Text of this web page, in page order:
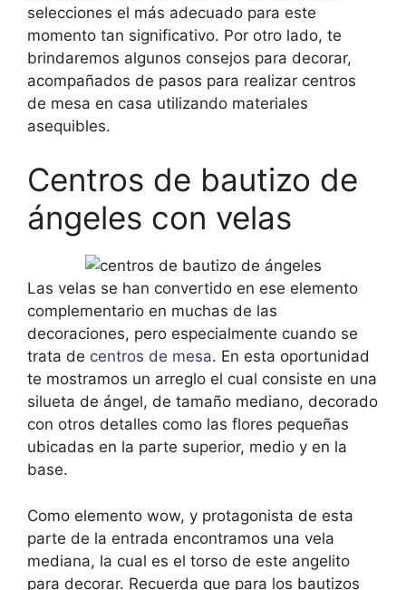
selecciones el más adecuado para este
momento tan significativo. Por otro lado, te
brindaremos algunos consejos para decorar,
acompañados de pasos para realizar centros
de mesa en casa utilizando materiales
asequibles.
Centros de bautizo de
ángeles con velas
Las velas se han convertido en ese elemento
complementario en muchas de las
decoraciones, pero especialmente cuando se
trata de centros de mesa. En esta oportunidad
te mostramos un arreglo el cual consiste en una
silueta de ángel, de tamaño mediano, decorado
con otros detalles como las flores pequeñas
ubicadas en la parte superior, medio y en la
base.
Como elemento wow, y protagonista de esta
parte de la entrada encontramos una vela
mediana, la cual es el torso de este angelito
para decorar. Recuerda que para los bautizos